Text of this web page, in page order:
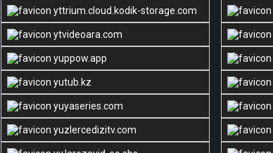
yttrium.cloud.kodik-storage.com
ytvideoara.com
yuppow.app
yutub.kz
yuyaseries.com
yuzlercedizitv.com